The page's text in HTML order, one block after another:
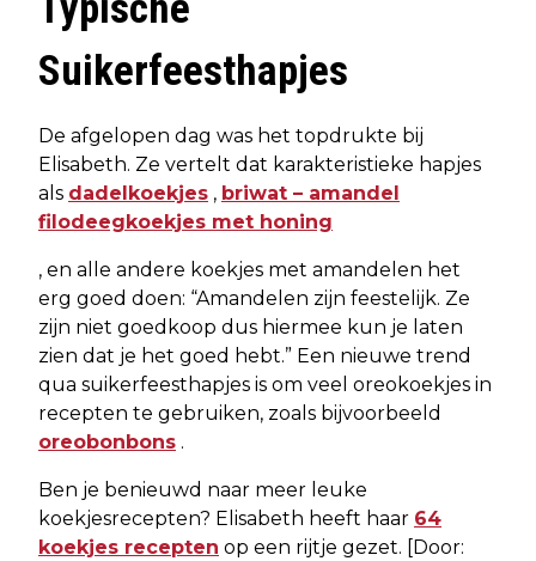
Suikerfeesthapjes
De afgelopen dag was het topdrukte bij
Elisabeth. Ze vertelt dat karakteristieke hapjes
als dadelkoekjes , briwat – amandel
filodeegkoekjes met honing
, en alle andere koekjes met amandelen het
erg goed doen: “Amandelen zijn feestelijk. Ze
zijn niet goedkoop dus hiermee kun je laten
zien dat je het goed hebt.” Een nieuwe trend
qua suikerfeesthapjes is om veel oreokoekjes in
recepten te gebruiken, zoals bijvoorbeeld
oreobonbons .
Ben je benieuwd naar meer leuke
koekjesrecepten? Elisabeth heeft haar 64
koekjes recepten op een rijtje gezet. [Door: